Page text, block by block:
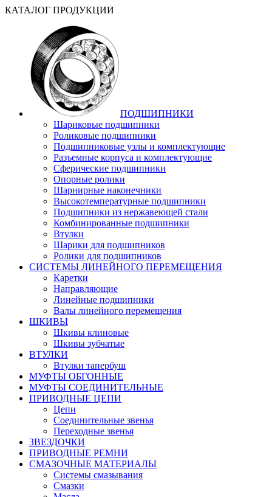
КАТАЛОГ ПРОДУКЦИИ
ПОДШИПНИКИ
Шариковые подшипники
Роликовые подшипники
Подшипниковые узлы и комплектующие
Разъемные корпуса и комплектующие
Сферические подшипники
Опорные ролики
Шарнирные наконечники
Высокотемпературные подшипники
Подшипники из нержавеющей стали
Комбинированные подшипники
Втулки
Шарики для подшипников
Ролики для подшипников
СИСТЕМЫ ЛИНЕЙНОГО ПЕРЕМЕЩЕНИЯ
Каретки
Направляющие
Линейные подшипники
Валы линейного перемещения
ШКИВЫ
Шкивы клиновые
Шкивы зубчатые
ВТУЛКИ
Втулки тапербуш
МУФТЫ ОБГОННЫЕ
МУФТЫ СОЕДИНИТЕЛЬНЫЕ
ПРИВОДНЫЕ ЦЕПИ
Цепи
Соединительные звенья
Переходные звенья
ЗВЕЗДОЧКИ
ПРИВОДНЫЕ РЕМНИ
СМАЗОЧНЫЕ МАТЕРИАЛЫ
Системы смазывания
Смазки